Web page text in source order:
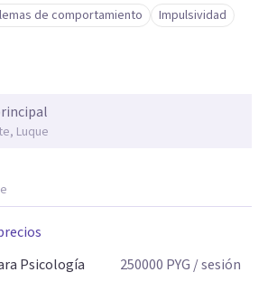
de comportamiento
Impulsividad
Luque
Psicología
250000 PYG / sesión